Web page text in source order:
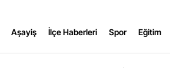
Aşayiş İlçe Haberleri Spor Eğitim